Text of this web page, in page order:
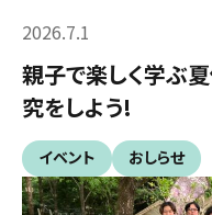
2026.7.1
親子で楽しく学ぶ
究をしよう!
イベント おしらせ